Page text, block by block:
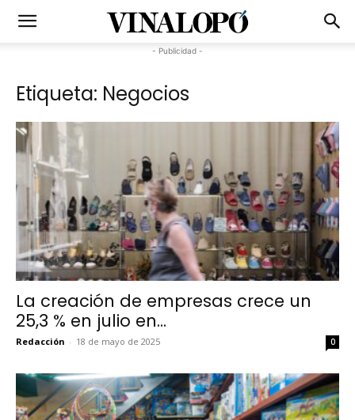
- Publicidad -
Etiqueta: Negocios
La creación de empresas crece un
25,3 % en julio en...
Redacción - 18 de mayo de 2025 0